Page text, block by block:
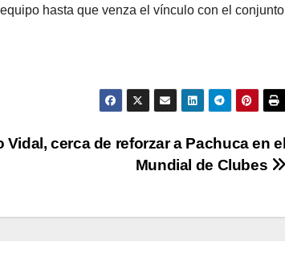
hasta que venza el vínculo con el conjunto
Vidal, cerca de reforzar a Pachuca en el
Mundial de Clubes